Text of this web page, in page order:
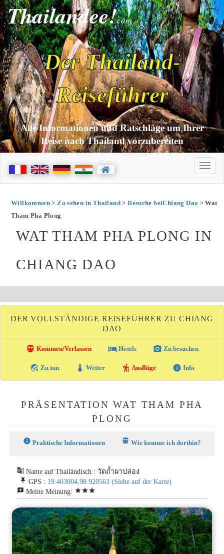
Thailandee!com
Der Thailand-
Reiseführer
Alle Informationen und Ratschläge um Ihrer
Reise nach Thailand vorzubereiten
Willkommen>Zu sehen in Thailand>Besuche beiChiang Dao > Wat
Tham Pha Plong
WAT THAM PHA PLONG IN
CHIANG DAO
DER VOLLSTÄNDIGE REISEFÜHRER ZU CHIANG
DAO
directions_transit Kommen/Verlassen local_hotelHotels photo_camera Zu besuchen
travel_explore Zu tun thermostat Wetter hiking Ausflüge info Info
PRÄSENTATION WAT THAM PHA
PLONG
info Praktische Informationen train Wie komme ich dorthin?
g_translate Name auf Thailändisch : วัดถ้ำผาปล่อง
push_pin GPS : 19.403004,98.920563 (Siehe auf der Karte)
reviews Meine Meinung: starstarstar